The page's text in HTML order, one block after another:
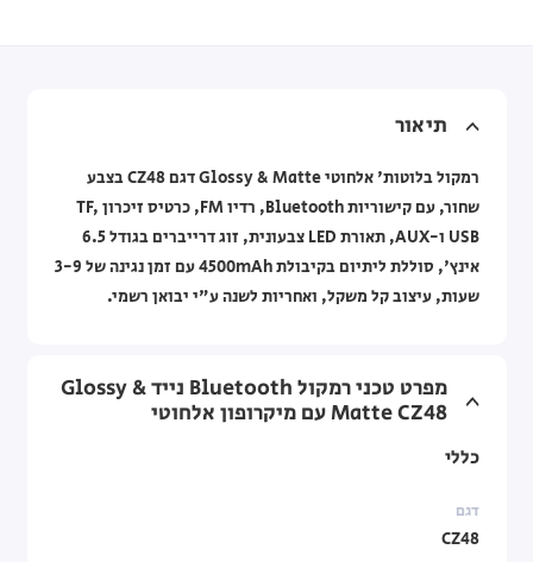
תיאור
רמקול בלוטות' אלחוטי Glossy & Matte דגם CZ48 בצבע
שחור, עם קישוריות Bluetooth, רדיו FM, כרטיס זיכרון TF,
USB ו-AUX, תאורת LED צבעונית, זוג דרייברים בגודל ‎6.5‎
אינץ', סוללת ליתיום בקיבולת ‎4500mAh‎ עם זמן נגינה של ‎3-9‎
שעות, עיצוב קל משקל, ואחריות לשנה ע"י יבואן רשמי.
מפרט טכני רמקול Bluetooth נייד Glossy &
Matte CZ48 עם מיקרופון אלחוטי
כללי
דגם
CZ48